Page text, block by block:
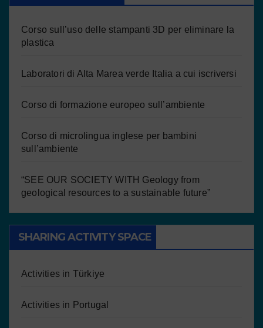
Corso sull’uso delle stampanti 3D per eliminare la
plastica
Laboratori di Alta Marea verde Italia a cui iscriversi
Corso di formazione europeo sull’ambiente
Corso di microlingua inglese per bambini
sull’ambiente
“SEE OUR SOCIETY WITH Geology from
geological resources to a sustainable future”
SHARING ACTIVITY SPACE
Activities in Türkiye
Activities in Portugal